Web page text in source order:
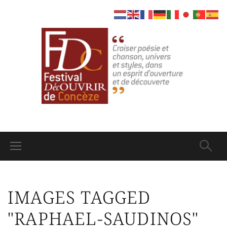
IMAGES TAGGED
"RAPHAEL-SAUDINOS"